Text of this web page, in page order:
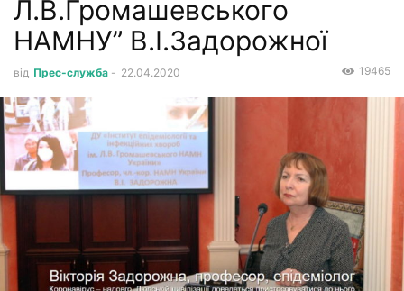
Л.В.Громашевського
НАМНУ” В.І.Задорожної
від Прес-служба - 22.04.2020 19465